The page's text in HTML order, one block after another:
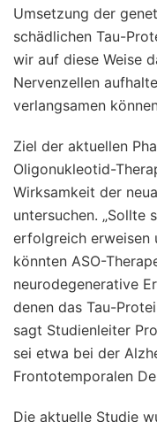
Umsetzung der
schädlichen Tau-
wir auf diese Weise
Nervenzellen
verlangsamen
Ziel der aktuellen
Oligonukleotid-
Wirksamkeit der
untersuchen. „Sollte
erfolgreich erweisen
könnten ASO-
neurodegenerative
denen das Tau-
sagt Studienleiter
sei etwa bei der
Frontotemporalen
Die aktuelle Studie